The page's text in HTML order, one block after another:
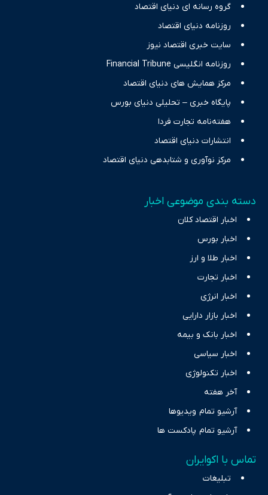
نیازهای خبری مخاطبان در حوزه‌های اثرگذار بر اقتصاد را با رویکردی
حرفه‌ای و روزآمد پوشش می‌دهیم.
گروه رسانه ای دنیای اقتصاد
روزنامه دنیای اقتصاد
سایت خبری اقتصاد نیوز
روزنامه انگلیسی Financial Tribune
مرکز همایش های دنیای اقتصاد
پایگاه خبری – تحلیلی دنیای بورس
هفته‌نامه تجارت فردا
انتشارات دنیای اقتصاد
مرکز نوآوری و شتابدهی دنیای اقتصاد
دسته بندی موضوعی اخبار
اخبار اقتصاد کلان
اخبار بورس
اخبار طلا و ارز
اخبار تجارت
اخبار انرژی
اخبار بازار دارایی
اخبار بانک و بیمه
اخبار سیاسی
اخبار تکنولوژی
آخر هفته
آرشیو تمام ویدیوها
آرشیو تمام پادکست ها
تماس با اکوایران
تبلیغات